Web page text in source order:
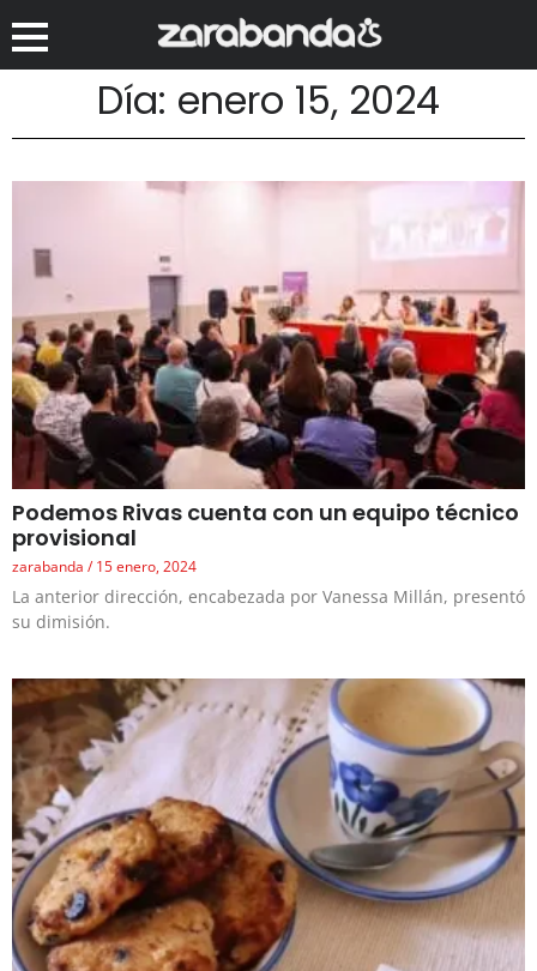
Día: enero 15, 2024
Podemos Rivas cuenta con un equipo técnico
provisional
zarabanda 15 enero, 2024
La anterior dirección, encabezada por Vanessa Millán, presentó
su dimisión.